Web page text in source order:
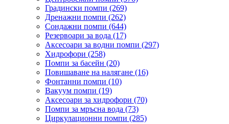
Градински помпи (269)
Дренажни помпи (262)
Сондажни помпи (644)
Резервоари за вода (17)
Аксесоари за водни помпи (297)
Хидрофори (258)
Помпи за басейн (20)
Повишаване на налягане (16)
Фонтанни помпи (10)
Вакуум помпи (19)
Аксесоари за хидрофори (70)
Помпи за мръсна вода (73)
Циркулационни помпи (285)